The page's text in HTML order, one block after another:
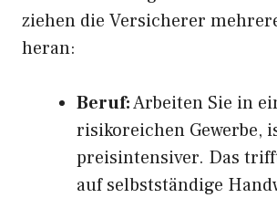
ziehen die Versicherer
heran:
Beruf:Arbeiten Sie in
risikoreichen Gewerbe,
preisintensiver. Das
auf selbstständige